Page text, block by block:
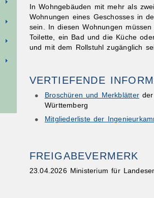
In Wohngebäuden mit mehr als
Wohnungen eines Geschosses in
sein. In diesen Wohnungen
Toilette, ein Bad und die Küche
und mit dem Rollstuhl zugänglich
VERTIEFENDE
Broschüren und Merkblätterder
Württemberg
Mitgliederliste der
FREIGABEVERMERK
23.04.2026 Ministerium für